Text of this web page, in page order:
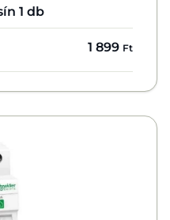
1 db
1 899 Ft